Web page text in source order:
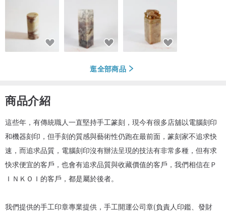
逛全部商品
商品介紹
這些年，有傳統職人一直堅持手工篆刻，現今有很多店舖以電腦刻印
和機器刻印，但手刻的質感與藝術性仍跑在最前面，篆刻家不追求快
速，而追求品質，電腦刻印沒有辦法呈現的技法有非常多種，但有求
快求便宜的客戶，也會有追求品質與收藏價值的客戶，我們相信在Ｐ
ＩＮＫＯＩ的客戶，都是屬於後者。
我們提供的手工印章專業提供，手工開運公司章(負責人印鑑、發財